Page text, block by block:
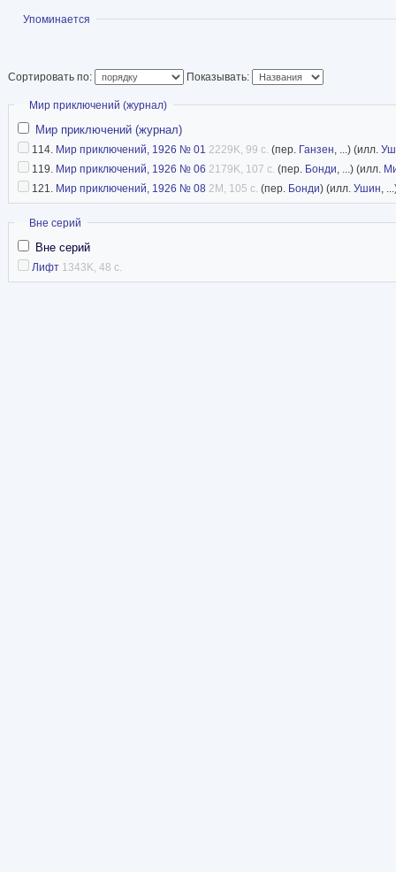
Показать
Упоминается
Сортировать по: Показывать:
Скрыть
Мир приключений (журнал)
Мир приключений (журнал)
114. Мир приключений, 1926 № 01 2229K, 99 с. (пер. Ганзен, ...) (илл.
119. Мир приключений, 1926 № 06 2179K, 107 с. (пер. Бонди, ...) (илл.
121. Мир приключений, 1926 № 08 2M, 105 с. (пер. Бонди) (илл. Ушин,
Скрыть
Вне серий
Вне серий
Лифт 1343K, 48 с.